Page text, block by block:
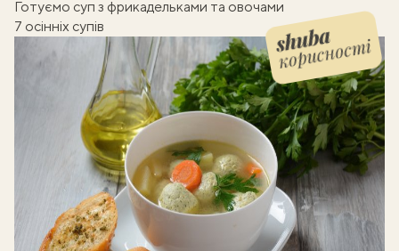
Готуємо суп з фрикадельками та овочами
7 осінніх супів
корисності
Shuba корисності